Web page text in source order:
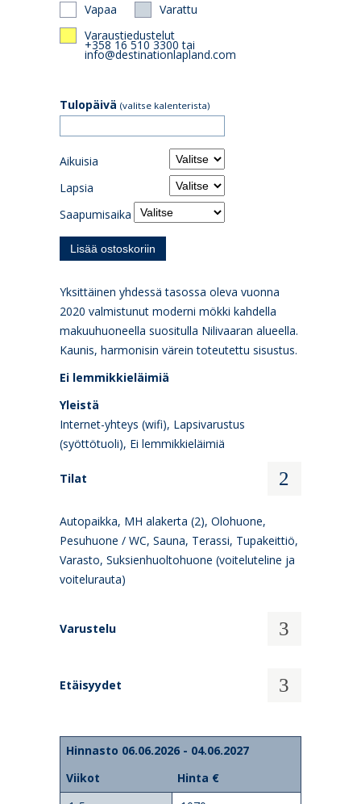
Vapaa
Varattu
Varaustiedustelut
+358 16 510 3300 tai
info@destinationlapland.com
Tulopäivä (valitse kalenterista)
Aikuisia
Lapsia
Saapumisaika
Yksittäinen yhdessä tasossa oleva vuonna
2020 valmistunut moderni mökki kahdella
makuuhuoneella suositulla Nilivaaran alueella.
Kaunis, harmonisin värein toteutettu sisustus.
Ei lemmikkieläimiä
Yleistä
Internet-yhteys (wifi), Lapsivarustus
(syöttötuoli), Ei lemmikkieläimiä
Tilat
Autopaikka, MH alakerta (2), Olohuone,
Pesuhuone / WC, Sauna, Terassi, Tupakeittiö,
Varasto, Suksienhuoltohuone (voiteluteline ja
voitelurauta)
Varustelu
Etäisyydet
Hinnasto 06.06.2026 - 04.06.2027
Viikot
Hinta €